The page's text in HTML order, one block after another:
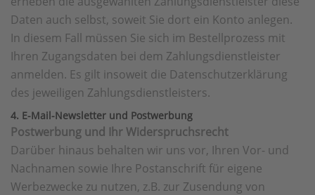
Daten auch selbst, soweit Sie dort ein Konto anlegen.
In diesem Fall müssen Sie sich im Bestellprozess mit
Ihren Zugangsdaten bei dem Zahlungsdienstleister
anmelden. Es gilt insoweit die Datenschutzerklärung
des jeweiligen Zahlungsdienstleisters.
4. E-Mail-Newsletter und Postwerbung
Postwerbung und Ihr Widerspruchsrecht
Darüber hinaus behalten wir uns vor, Ihren Vor- und
Nachnamen sowie Ihre Postanschrift für eigene
Werbezwecke zu nutzen, z.B. zur Zusendung von